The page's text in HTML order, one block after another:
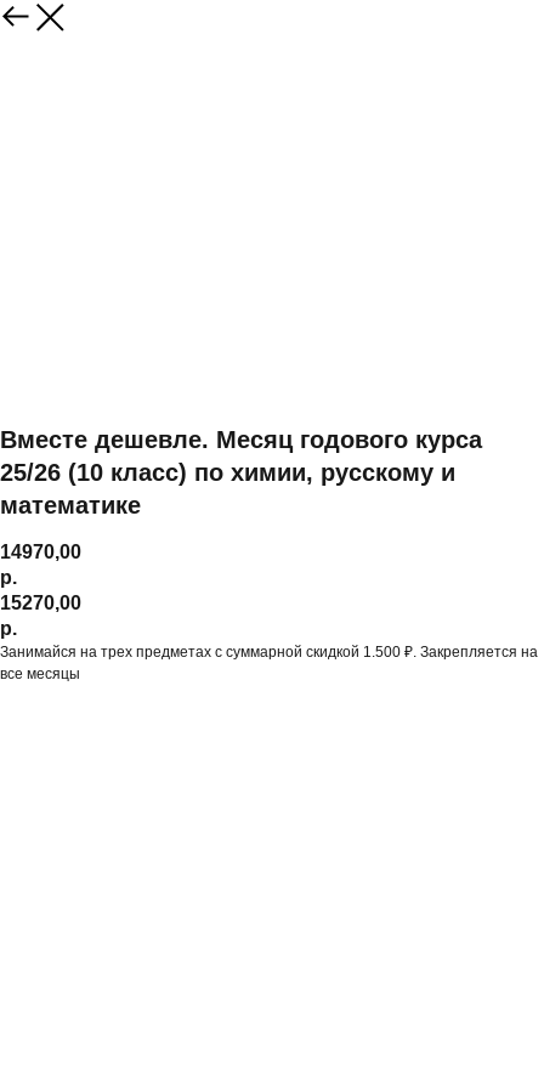
Вместе дешевле. Месяц годового курса
25/26 (10 класс) по химии, русскому и
математике
14970,00
р.
15270,00
р.
Занимайся на трех предметах с суммарной скидкой 1.500 ₽. Закрепляется на
все месяцы